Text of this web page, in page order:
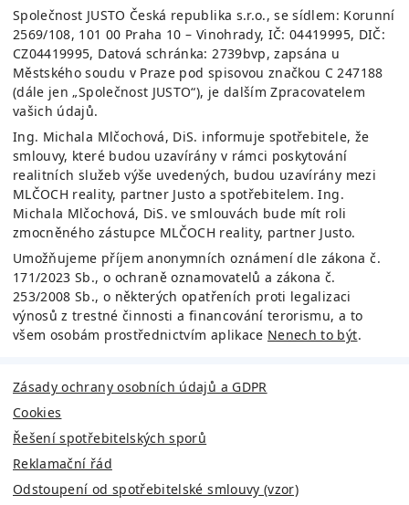
Společnost JUSTO Česká republika s.r.o., se sídlem: Korunní
2569/108, 101 00 Praha 10 – Vinohrady, IČ: 04419995, DIČ:
CZ04419995, Datová schránka: 2739bvp, zapsána u
Městského soudu v Praze pod spisovou značkou C 247188
(dále jen „Společnost JUSTO“), je dalším Zpracovatelem
vašich údajů.
Ing. Michala Mlčochová, DiS. informuje spotřebitele, že
smlouvy, které budou uzavírány v rámci poskytování
realitních služeb výše uvedených, budou uzavírány mezi
MLČOCH reality, partner Justo a spotřebitelem.Ing.
Michala Mlčochová, DiS. ve smlouvách bude mít roli
zmocněného zástupce MLČOCH reality, partner Justo.
Umožňujeme příjem anonymních oznámení dle zákona č.
171/2023 Sb., o ochraně oznamovatelů a zákona č.
253/2008 Sb., o některých opatřeních proti legalizaci
výnosů z trestné činnosti a financování terorismu, a to
všem osobám prostřednictvím aplikace Nenech to být.
Zásady ochrany osobních údajů a GDPR
Cookies
Řešení spotřebitelských sporů
Reklamační řád
Odstoupení od spotřebitelské smlouvy (vzor)